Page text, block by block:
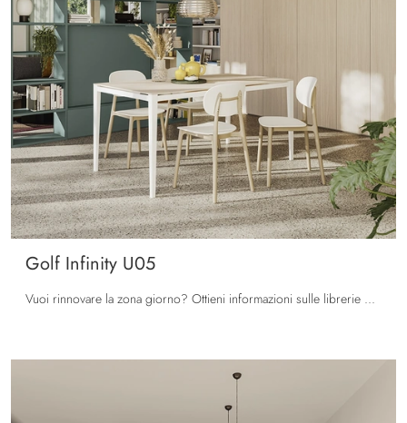
Golf Infinity U05
Vuoi rinnovare la zona giorno? Ottieni informazioni sulle librerie moderne divisorie e arreda i tuoi interni con il modello Golf Infinity U05.